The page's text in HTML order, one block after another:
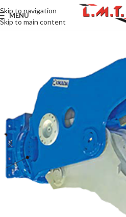
Skip to navigation
Skip to main content
MENU